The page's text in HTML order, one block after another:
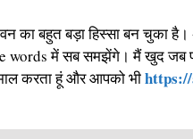
का बहुत बड़ा हिस्सा बन चुका
words में सब समझेंगे। मैं खुद जब
करता हूं और आपको भी